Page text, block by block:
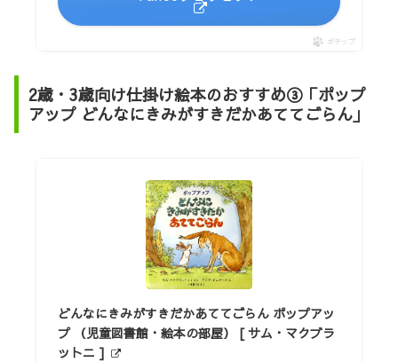
ポチップ
2歳・3歳向け仕掛け絵本のおすすめ③「ポップ
アップ どんなにきみがすきだかあててごらん｣
どんなにきみがすきだかあててごらん ポップアッ
プ （児童図書館・絵本の部屋） [ サム・マクブラ
ットニ ]